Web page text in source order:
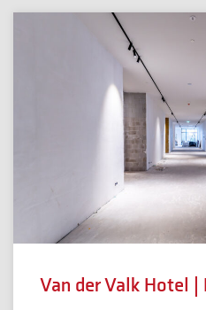
Van der Valk Hotel |